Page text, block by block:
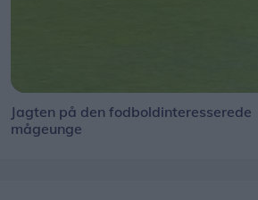
Jagten på den fodboldinteresserede
mågeunge